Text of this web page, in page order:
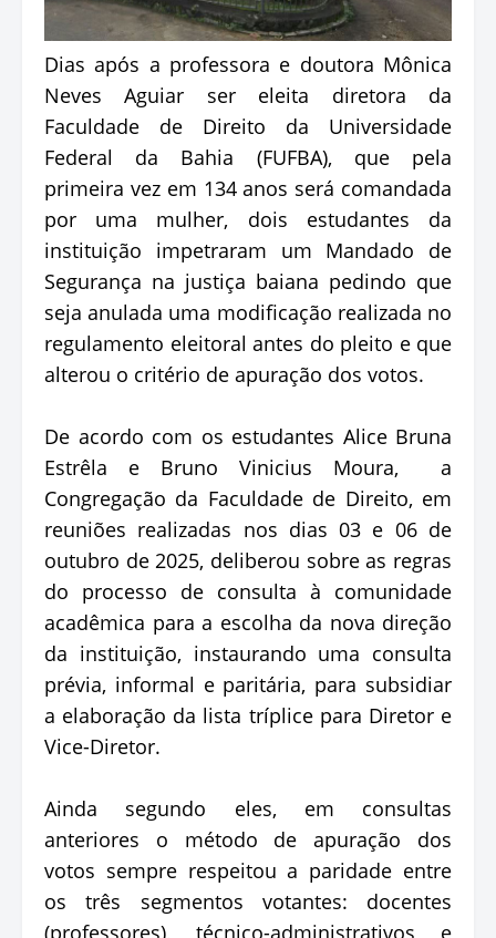
Dias após a professora e doutora Mônica
Neves Aguiar ser eleita diretora da
Faculdade de Direito da Universidade
Federal da Bahia (FUFBA), que pela
primeira vez em 134 anos será comandada
por uma mulher, dois estudantes da
instituição impetraram um Mandado de
Segurança na justiça baiana pedindo que
seja anulada uma modificação realizada no
regulamento eleitoral antes do pleito e que
alterou o critério de apuração dos votos.
De acordo com os estudantes Alice Bruna
Estrêla e Bruno Vinicius Moura, a
Congregação da Faculdade de Direito, em
reuniões realizadas nos dias 03 e 06 de
outubro de 2025, deliberou sobre as regras
do processo de consulta à comunidade
acadêmica para a escolha da nova direção
da instituição, instaurando uma consulta
prévia, informal e paritária, para subsidiar
a elaboração da lista tríplice para Diretor e
Vice-Diretor.
Ainda segundo eles, em consultas
anteriores o método de apuração dos
votos sempre respeitou a paridade entre
os três segmentos votantes: docentes
(professores), técnico-administrativos e